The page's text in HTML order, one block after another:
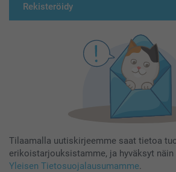
Rekisteröidy
Tilaamalla uutiskirjeemme saat tietoa
erikoistarjouksistamme, ja hyväksyt näin
Yleisen Tietosuojalausumamme.